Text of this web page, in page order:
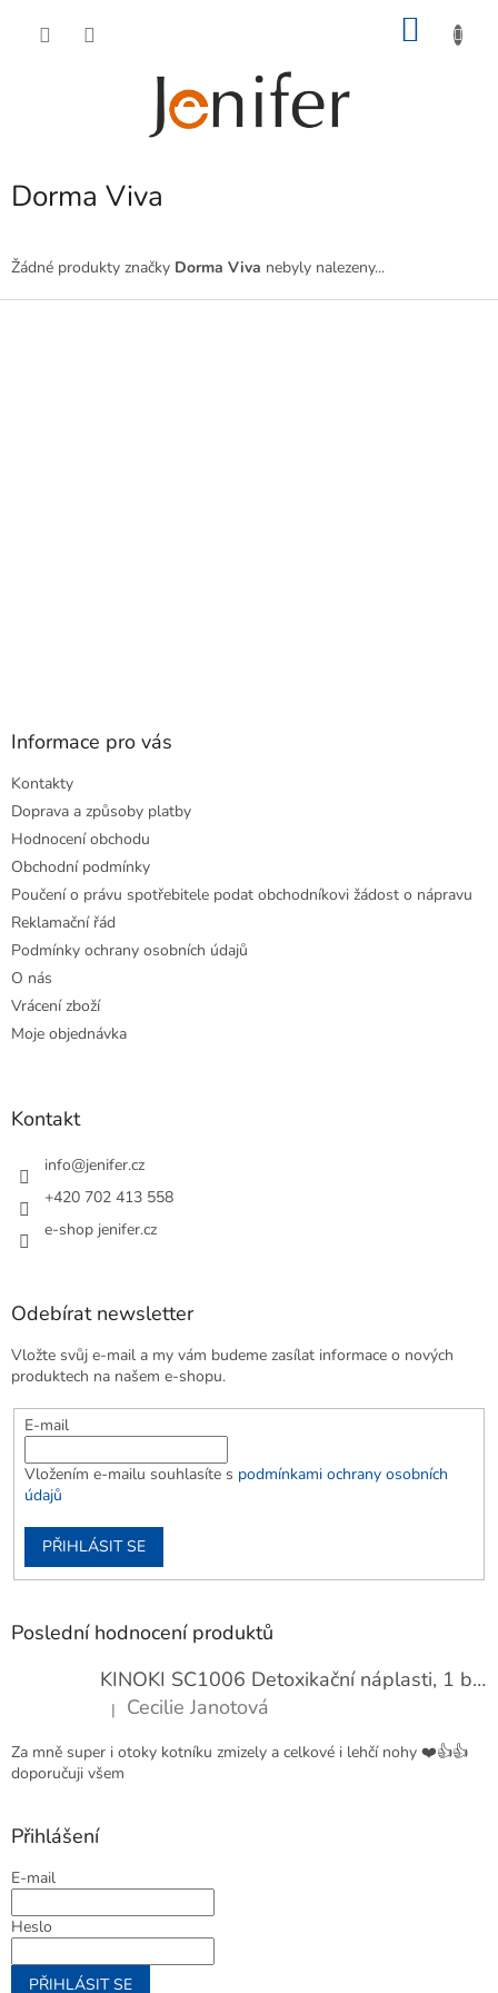
Dorma Viva
Žádné produkty značky Dorma Viva nebyly nalezeny...
Z
Informace pro vás
Kontakty
Doprava a způsoby platby
Hodnocení obchodu
Obchodní podmínky
Poučení o právu spotřebitele podat obchodníkovi žádost o nápravu
Reklamační řád
Podmínky ochrany osobních údajů
O nás
Vrácení zboží
Moje objednávka
Kontakt
info@jenifer.cz
+420 702 413 558
e-shop jenifer.cz
Odebírat newsletter
Vložte svůj e-mail a my vám budeme zasílat informace o nových
produktech na našem e-shopu.
E-mail
Vložením e-mailu souhlasíte s podmínkami ochrany osobních
údajů
PŘIHLÁSIT SE
Poslední hodnocení produktů
KINOKI SC1006 Detoxikační náplasti, 1 balení - 10 ks
Hodnocení produktu je 4 z 5 hvězdiček.
| Cecilie Janotová
Za mně super i otoky kotníku zmizely a celkové i lehčí nohy ❤️👍👍
doporučuji všem
Přihlášení
E-mail
Heslo
PŘIHLÁSIT SE